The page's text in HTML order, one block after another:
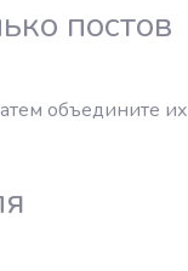
постов
объедините их